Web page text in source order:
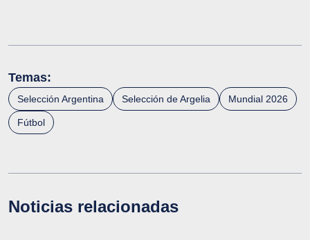
Temas:
Selección Argentina Selección de Argelia Mundial 2026
Fútbol
Noticias relacionadas